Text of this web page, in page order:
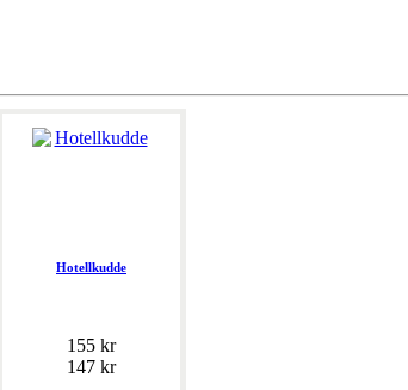
Hotellkudde
155 kr
147 kr